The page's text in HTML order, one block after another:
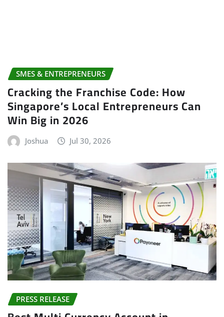
SMES & ENTREPRENEURS
Cracking the Franchise Code: How
Singapore’s Local Entrepreneurs Can
Win Big in 2026
Joshua Jul 30, 2026
PRESS RELEASE